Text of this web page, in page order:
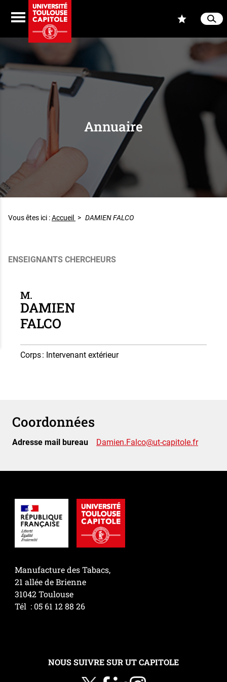
Menu
Annuaire
Vous êtes ici :Accueil > DAMIEN FALCO
ENSEIGNANTS CHERCHEURS
M.
DAMIEN
FALCO
Corps: Intervenant extérieur
Coordonnées
Adresse mail bureau Damien.Falco@ut-capitole.fr
Manufacture des Tabacs,
21 allée de Brienne
31042 Toulouse
Tél : 05 61 12 88 26
NOUS SUIVRE SUR UT CAPITOLE